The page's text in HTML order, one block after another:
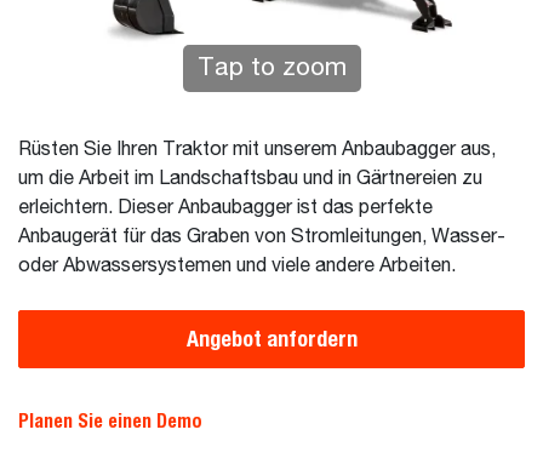
Tap to zoom
Rüsten Sie Ihren Traktor mit unserem Anbaubagger aus,
um die Arbeit im Landschaftsbau und in Gärtnereien zu
erleichtern. Dieser Anbaubagger ist das perfekte
Anbaugerät für das Graben von Stromleitungen, Wasser-
oder Abwassersystemen und viele andere Arbeiten.
Angebot anfordern
Planen Sie einen Demo